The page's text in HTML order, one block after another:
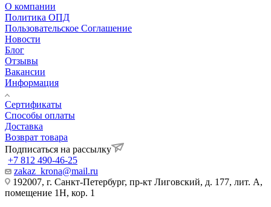
О компании
Политика ОПД
Пользовательское Соглашение
Новости
Блог
Отзывы
Вакансии
Информация
Сертификаты
Способы оплаты
Доставка
Возврат товара
Подписаться на рассылку
+7 812 490-46-25
zakaz_krona@mail.ru
192007, г. Санкт-Петербург, пр-кт Лиговский, д. 177, лит. А,
помещение 1Н, кор. 1